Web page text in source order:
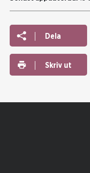
Dela
Skriv ut